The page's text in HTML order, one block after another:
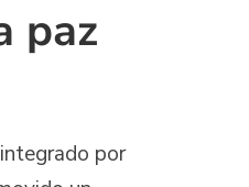
paz
por